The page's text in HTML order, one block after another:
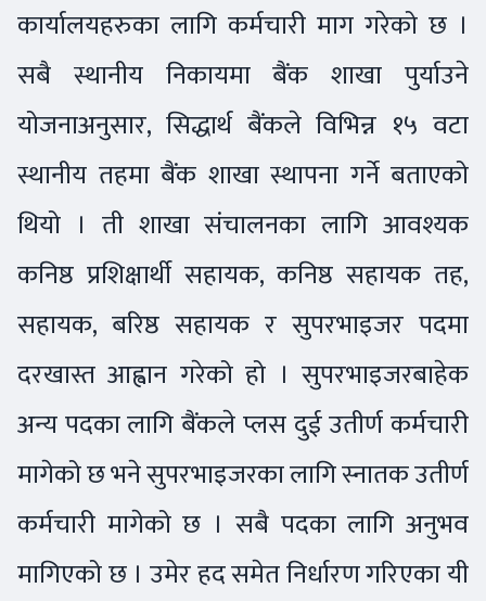
कार्यालयहरुका लागि कर्मचारी माग गरेको छ ।
सबै स्थानीय निकायमा बैंक शाखा पुर्याउने
योजनाअनुसार, सिद्धार्थ बैंकले विभिन्न १५ वटा
स्थानीय तहमा बैंक शाखा स्थापना गर्ने बताएको
थियो । ती शाखा संचालनका लागि आवश्यक
कनिष्ठ प्रशिक्षार्थी सहायक, कनिष्ठ सहायक तह,
सहायक, बरिष्ठ सहायक र सुपरभाइजर पदमा
दरखास्त आह्वान गरेको हो । सुपरभाइजरबाहेक
अन्य पदका लागि बैंकले प्लस दुई उतीर्ण कर्मचारी
मागेको छ भने सुपरभाइजरका लागि स्नातक उतीर्ण
कर्मचारी मागेको छ । सबै पदका लागि अनुभव
मागिएको छ । उमेर हद समेत निर्धारण गरिएका यी